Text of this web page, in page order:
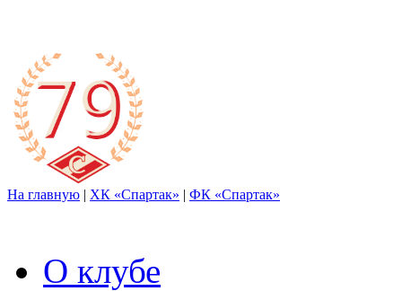
На главную | ХК «Спартак» | ФК «Спартак»
О клубе